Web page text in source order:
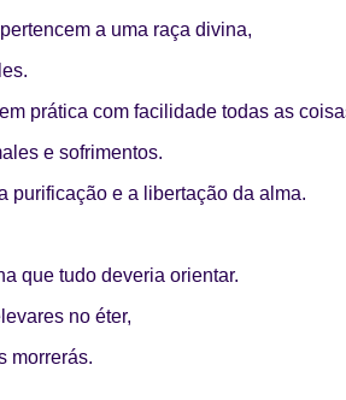
a uma raça divina,
prática com facilidade todas as
e sofrimentos.
purificação e a libertação da alma.
que tudo deveria orientar.
no éter,
morrerás.